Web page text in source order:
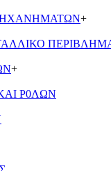
+
+
Ρ0ΛΩΝ